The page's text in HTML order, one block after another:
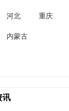
河北 重庆
内蒙古
讯